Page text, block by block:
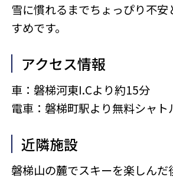
雪に慣れるまでちょっぴり不安
すめです。
アクセス情報
車：磐梯河東I.Cより約15分
電車：磐梯町駅より無料シャ
近隣施設
磐梯山の麓でスキーを楽しんだ